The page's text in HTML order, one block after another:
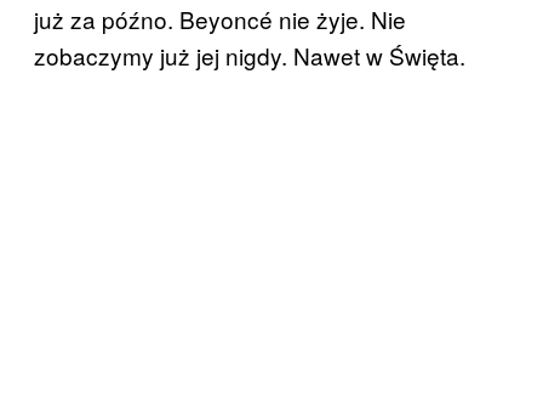
już za późno. Beyoncé nie żyje. Nie
zobaczymy już jej nigdy. Nawet w Święta.